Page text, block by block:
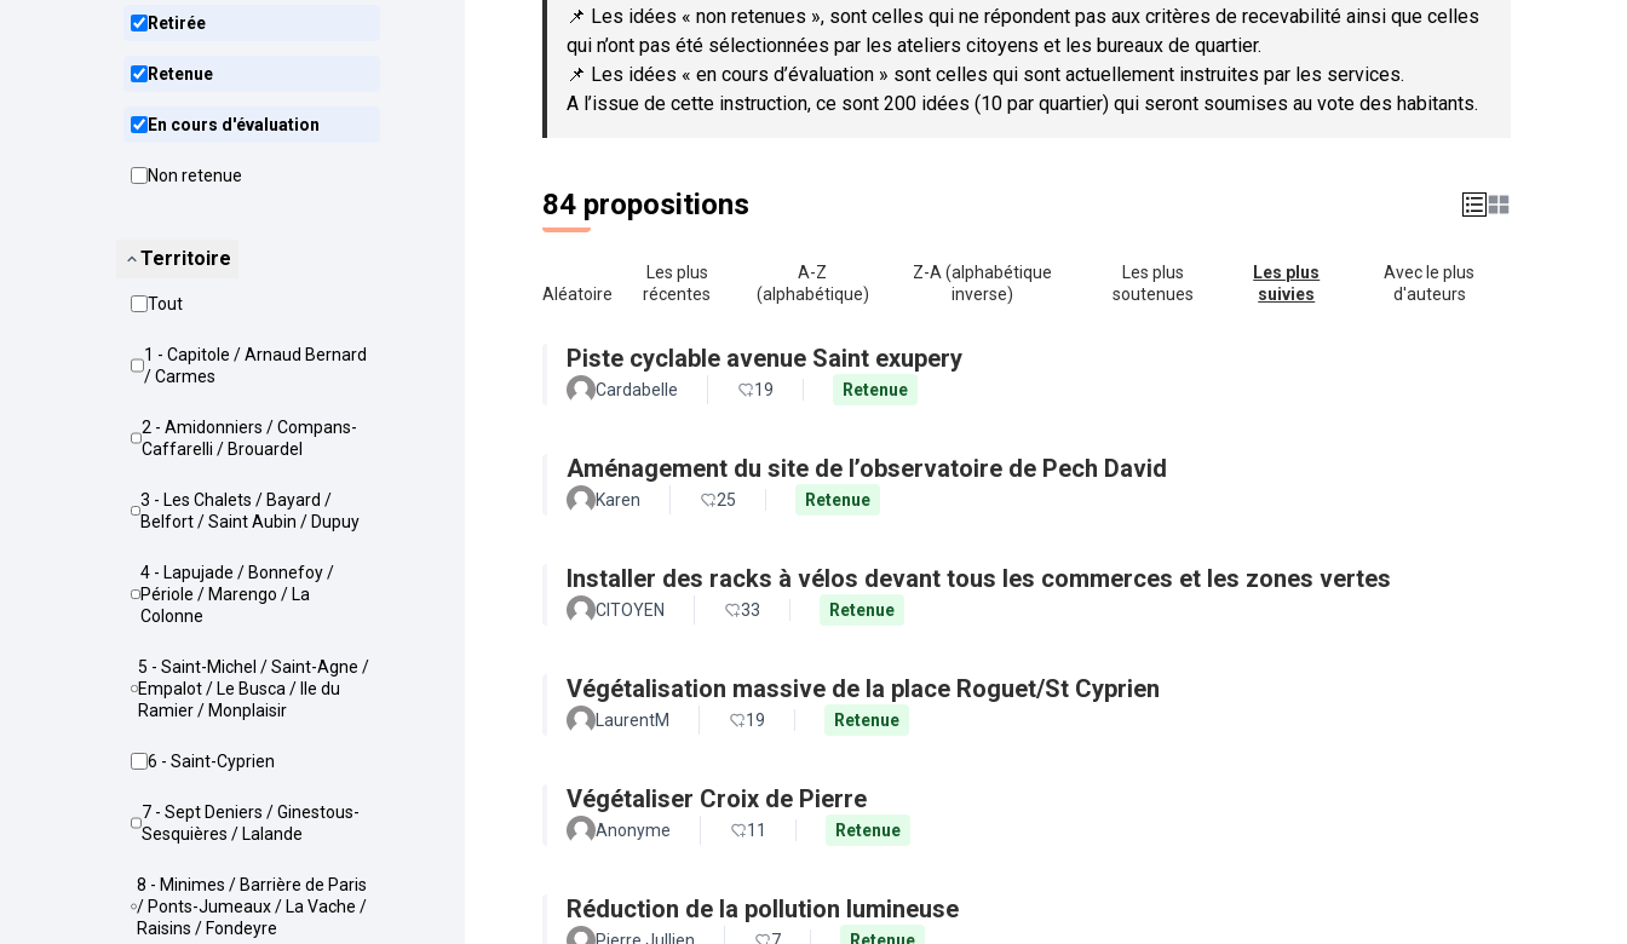
Retirée
Retenue
En cours d'évaluation
Non retenue
Territoire
Tout
1 - Capitole / Arnaud Bernard
/ Carmes
2 - Amidonniers / Compans-
Caffarelli / Brouardel
3 - Les Chalets / Bayard /
Belfort / Saint Aubin / Dupuy
4 - Lapujade / Bonnefoy /
Périole / Marengo / La
Colonne
5 - Saint-Michel / Saint-Agne /
Empalot / Le Busca / Ile du
Ramier / Monplaisir
6 - Saint-Cyprien
7 - Sept Deniers / Ginestous-
Sesquières / Lalande
8 - Minimes / Barrière de Paris
/ Ponts-Jumeaux / La Vache /
Raisins / Fondeyre
📌 Les idées « non retenues », sont celles qui ne répondent pas aux critères de recevabilité ainsi que celles
qui n’ont pas été sélectionnées par les ateliers citoyens et les bureaux de quartier.
📌 Les idées « en cours d’évaluation » sont celles qui sont actuellement instruites par les services.
A l’issue de cette instruction, ce sont 200 idées (10 par quartier) qui seront soumises au vote des habitants.
84 propositions
Aléatoire
Les plus
récentes
A-Z
(alphabétique)
Z-A (alphabétique
inverse)
Les plus
soutenues
Les plus
suivies
Avec le plus
d'auteurs
Piste cyclable avenue Saint exupery
Cardabelle 19 Retenue
Aménagement du site de l’observatoire de Pech David
Karen 25 Retenue
Installer des racks à vélos devant tous les commerces et les zones vertes
CITOYEN 33 Retenue
Végétalisation massive de la place Roguet/St Cyprien
LaurentM 19 Retenue
Végétaliser Croix de Pierre
Anonyme 11 Retenue
Réduction de la pollution lumineuse